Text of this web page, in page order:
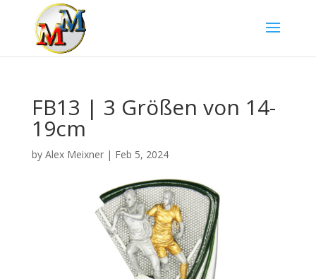
FB13 | 3 Größen von 14-
19cm
by Alex Meixner| Feb 5, 2024